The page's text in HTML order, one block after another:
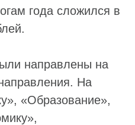
года сложился в
направлены на
На
«Образование»,